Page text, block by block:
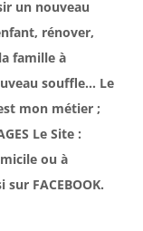
un nouveau
rénover,
famille à
souffle… Le
mon métier ;
Le Site :
ou à
sur FACEBOOK.